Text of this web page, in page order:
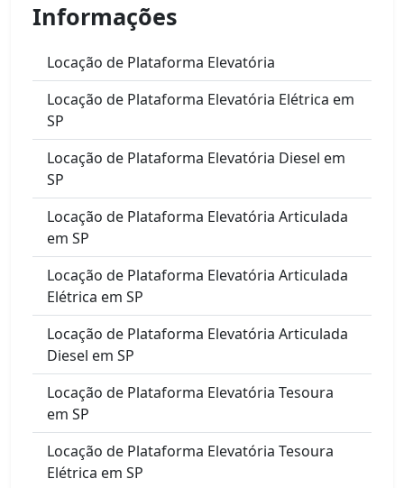
Informações
Locação de Plataforma Elevatória
Locação de Plataforma Elevatória Elétrica em
SP
Locação de Plataforma Elevatória Diesel em
SP
Locação de Plataforma Elevatória Articulada
em SP
Locação de Plataforma Elevatória Articulada
Elétrica em SP
Locação de Plataforma Elevatória Articulada
Diesel em SP
Locação de Plataforma Elevatória Tesoura
em SP
Locação de Plataforma Elevatória Tesoura
Elétrica em SP